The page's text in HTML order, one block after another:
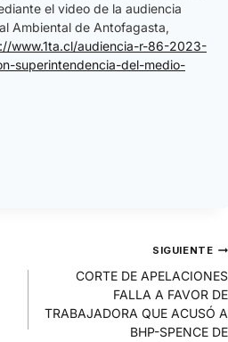
el video de la audiencia
Ambiental de Antofagasta,
www.1ta.cl/audiencia-r-86-2023-
superintendencia-del-medio-
SIGUIENTE
CORTE DE APELACIONES
FALLA A FAVOR DE
TRABAJADORA QUE ACUSÓ A
BHP-SPENCE DE